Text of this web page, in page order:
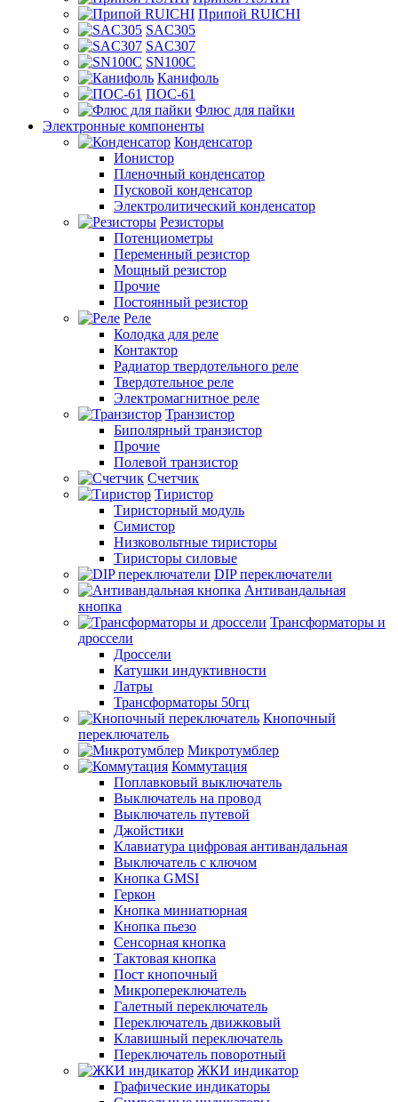
Припой RUICHI
SAC305
SAC307
SN100C
Канифоль
ПОС-61
Флюс для пайки
Электронные компоненты
Конденсатор
Ионистор
Пленочный конденсатор
Пусковой конденсатор
Электролитический конденсатор
Резисторы
Потенциометры
Переменный резистор
Мощный резистор
Прочие
Постоянный резистор
Реле
Колодка для реле
Контактор
Радиатор твердотельного реле
Твердотельное реле
Электромагнитное реле
Транзистор
Биполярный транзистор
Прочие
Полевой транзистор
Счетчик
Тиристор
Тиристорный модуль
Симистор
Низковольтные тиристоры
Тиристоры силовые
DIP переключатели
Антивандальная
кнопка
Трансформаторы и
дроссели
Дроссели
Катушки индуктивности
Латры
Трансформаторы 50гц
Кнопочный
переключатель
Микротумблер
Коммутация
Поплавковый выключатель
Выключатель на провод
Выключатель путевой
Джойстики
Клавиатура цифровая антивандальная
Выключатель с ключом
Кнопка GMSI
Геркон
Кнопка миниатюрная
Кнопка пьезо
Сенсорная кнопка
Тактовая кнопка
Пост кнопочный
Микропереключатель
Галетный переключатель
Переключатель движковый
Клавишный переключатель
Переключатель поворотный
ЖКИ индикатор
Графические индикаторы